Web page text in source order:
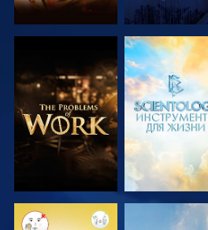
СМОТРЕТЬ
ПЕРЕДАЧИ
СМОТРЕТЬ
ПЕРЕДАЧИ